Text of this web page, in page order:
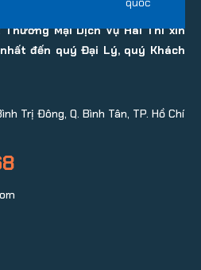
Mại Dịch Vụ Hai Thi xin
đến quý Đại Lý, quý Khách
Trị Đông, Q. Bình Tân, TP. Hồ Chí